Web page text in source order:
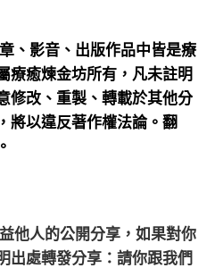
、影音、出版作品中皆是療
療癒煉金坊所有，凡未註明
修改、重製、轉載於其他分
將以違反著作權法論。翻
他人的公開分享，如果對你
出處轉發分享：請你跟我們